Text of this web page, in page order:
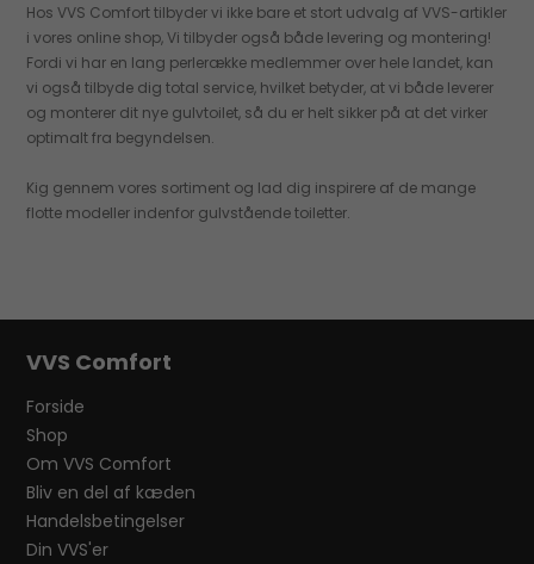
Hos VVS Comfort tilbyder vi ikke bare et stort udvalg af VVS-artikler
i vores online shop, Vi tilbyder også både levering og montering!
Fordi vi har en lang perlerække medlemmer over hele landet, kan
vi også tilbyde dig total service, hvilket betyder, at vi både leverer
og monterer dit nye gulvtoilet, så du er helt sikker på at det virker
optimalt fra begyndelsen.
Kig gennem vores sortiment og lad dig inspirere af de mange
flotte modeller indenfor gulvstående toiletter.
VVS Comfort
Forside
Shop
Om VVS Comfort
Bliv en del af kæden
Handelsbetingelser
Din VVS'er